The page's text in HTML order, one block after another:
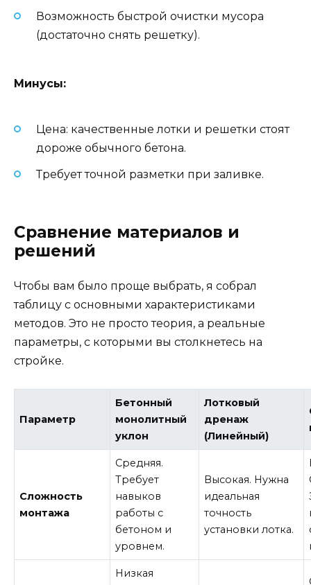
Возможность быстрой очистки мусора
(достаточно снять решетку).
Минусы:
Цена: качественные лотки и решетки стоят
дороже обычного бетона.
Требует точной разметки при заливке.
Сравнение материалов и
решений
Чтобы вам было проще выбрать, я собрал
таблицу с основными характеристиками
методов. Это не просто теория, а реальные
параметры, с которыми вы столкнетесь на
стройке.
Параметр
Бетонный
монолитный
уклон
Лотковый
дренаж
(Линейный)
Сложность
монтажа
Средняя.
Требует
навыков
работы с
бетоном и
уровнем.
Высокая. Нужна
идеальная
точность
установки лотка.
Низкая